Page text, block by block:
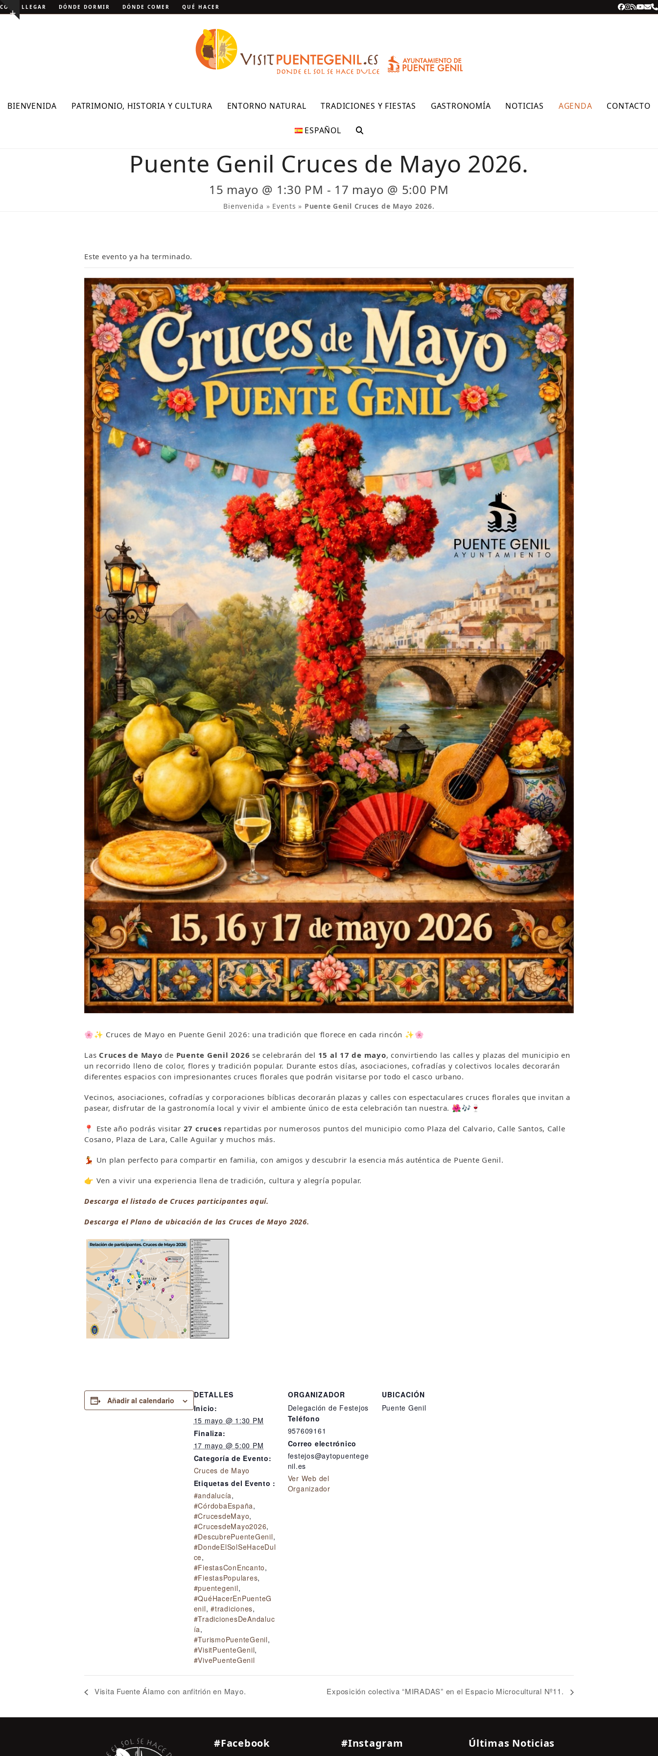
Skip
to Show
CÓMO LLEGAR DÓNDE DORMIR DÓNDE COMER QUÉ HACER Facebook
RSS
BIENVENIDA PATRIMONIO, HISTORIA Y CULTURA ENTORNO NATURAL TRADICIONES Y FIESTAS GASTRONOMÍA NOTICIAS AGENDA CONTACTO
ESPAÑOL
Puente Genil Cruces de Mayo 2026.
15 mayo @ 1:30 PM - 17 mayo @ 5:00 PM
Bienvenida » Events » Puente Genil Cruces de Mayo 2026.
Este evento ya ha terminado.
🌸✨ Cruces de Mayo en Puente Genil 2026: una tradición que florece en cada rincón ✨🌸
Las Cruces de Mayo de Puente Genil 2026 se celebrarán del 15 al 17 de mayo, convirtiendo las calles y plazas del municipio en
un recorrido lleno de color, flores y tradición popular. Durante estos días, asociaciones, cofradías y colectivos locales decorarán
diferentes espacios con impresionantes cruces florales que podrán visitarse por todo el casco urbano.
Vecinos, asociaciones, cofradías y corporaciones bíblicas decorarán plazas y calles con espectaculares cruces florales que invitan a
pasear, disfrutar de la gastronomía local y vivir el ambiente único de esta celebración tan nuestra. 🌺🎶🍷
📍 Este año podrás visitar 27 cruces repartidas por numerosos puntos del municipio como Plaza del Calvario, Calle Santos, Calle
Cosano, Plaza de Lara, Calle Aguilar y muchos más.
💃 Un plan perfecto para compartir en familia, con amigos y descubrir la esencia más auténtica de Puente Genil.
👉 Ven a vivir una experiencia llena de tradición, cultura y alegría popular.
Descarga el listado de Cruces participantes aquí.
Descarga el Plano de ubicación de las Cruces de Mayo 2026.
Añadir al calendario
DETALLES
Inicio:
15 mayo @ 1:30 PM
Finaliza:
17 mayo @ 5:00 PM
Categoría de Evento:
Cruces de Mayo
Etiquetas del Evento :
#andalucía,
#CórdobaEspaña,
#CrucesdeMayo,
#CrucesdeMayo2026,
#DescubrePuenteGenil,
#DondeElSolSeHaceDul
ce,
#FiestasConEncanto,
#FiestasPopulares,
#puentegenil,
#QuéHacerEnPuenteG
enil, #tradiciones,
#TradicionesDeAndaluc
ía,
#TurismoPuenteGenil,
#VisitPuenteGenil,
#VivePuenteGenil
ORGANIZADOR
Delegación de Festejos
Teléfono
957609161
Correo electrónico
festejos@aytopuentege
nil.es
Ver Web del
Organizador
UBICACIÓN
Puente Genil
Visita Fuente Álamo con anfitrión en Mayo. Exposición colectiva “MIRADAS” en el Espacio Microcultural Nº11.
#Facebook #Instagram Últimas Noticias